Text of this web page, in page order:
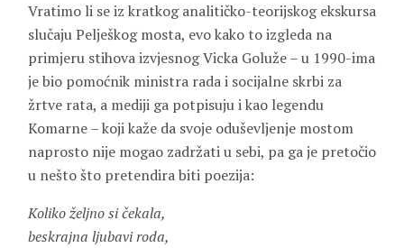
Vratimo li se iz kratkog analitičko-teorijskog ekskursa
slučaju Pelješkog mosta, evo kako to izgleda na
primjeru stihova izvjesnog Vicka Goluže – u 1990-ima
je bio pomoćnik ministra rada i socijalne skrbi za
žrtve rata, a mediji ga potpisuju i kao legendu
Komarne – koji kaže da svoje oduševljenje mostom
naprosto nije mogao zadržati u sebi, pa ga je pretočio
u nešto što pretendira biti poezija:
Koliko željno si čekala,
beskrajna ljubavi roda,